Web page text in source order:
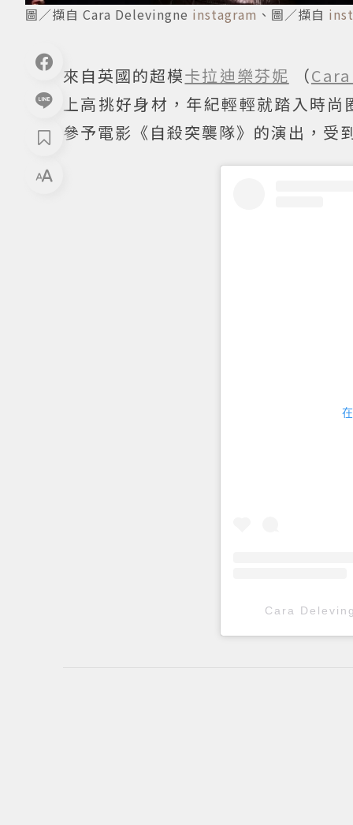
圖／擷自 Cara Delevingne instagram 、圖／擷自
來自英國的超模卡拉迪樂芬妮 （
上高挑好身材，年紀輕輕就踏入時尚
參予電影《自殺突襲隊》的演出，受
Cara